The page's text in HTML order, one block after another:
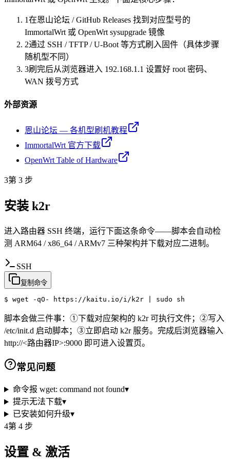
1在恩山论坛 / GitHub Releases 找到对应型号的
ImmortalWrt 或 OpenWrt sysupgrade 镜像
2通过 SSH / TFTP / U-Boot 等方式刷入固件（具体步骤
随机型不同）
3刷完后从浏览器进入 192.168.1.1 设置好 root 密码、
WAN 拨号方式
外部资源
恩山论坛 — 各机型刷机教程
ImmortalWrt 官方下载
OpenWrt Table of Hardware
3第 3 步
安装 k2r
进入路由器 SSH 终端，运行下面这条命令——脚本会自动检
测 ARM64 / x86_64 / ARMv7 三种架构并下载对应二进制。
SSH
复制命令
$ wget -qO- https://kaitu.io/i/k2r | sudo sh
脚本会做三件事：①下载对应架构的 k2r 可执行文件；②写入
/etc/init.d 启动脚本；③立即启动 k2r 服务。完成后浏览器输入
http://<路由器IP>:9000 即可进入设置页。
常见问题
命令报 wget: command not found▾
提示无法下载▾
已安装如何升级▾
4第 4 步
设置 & 激活